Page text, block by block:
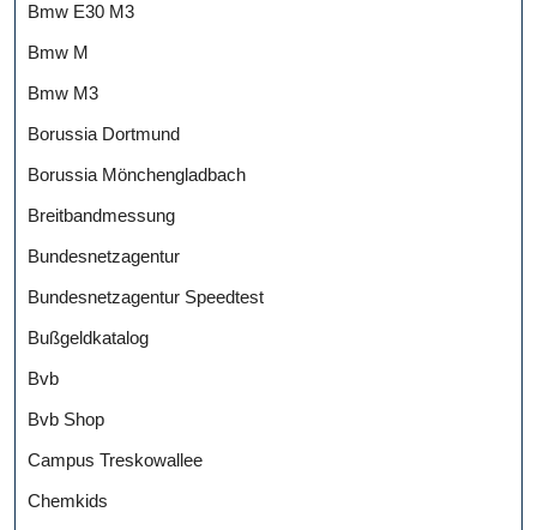
Bmw E30 M3
Bmw M
Bmw M3
Borussia Dortmund
Borussia Mönchengladbach
Breitbandmessung
Bundesnetzagentur
Bundesnetzagentur Speedtest
Bußgeldkatalog
Bvb
Bvb Shop
Campus Treskowallee
Chemkids